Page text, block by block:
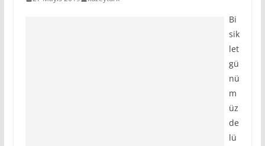
Bi
sik
let
gü
nü
m
üz
de
lü